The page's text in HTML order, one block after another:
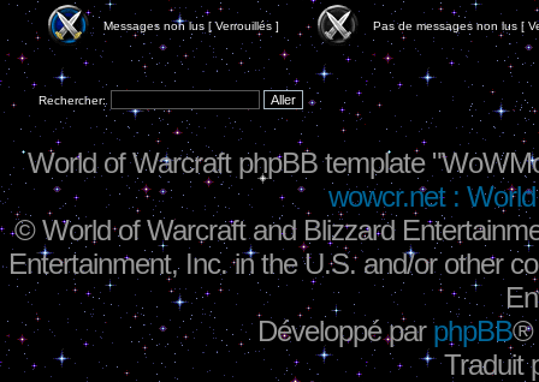
Messages non lus [ Verrouillés ] Pas de messages non lus [
Rechercher:
World of Warcraft phpBB template
wowcr.net :
©World of Warcraft and Blizzard
Entertainment, Inc. in the U.S. and/or other
Développé parphpBB®
Traduit